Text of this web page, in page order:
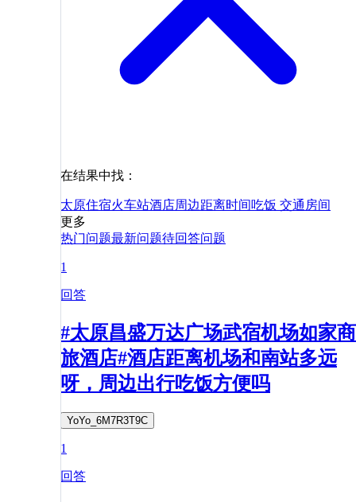
在结果中找：
太原住宿火车站酒店周边距离时间吃饭 交通 房间
更多
热门问题最新问题待回答问题
1
回答
#太原昌盛万达广场武宿机场如家商
旅酒店#酒店距离机场和南站多远
呀，周边出行吃饭方便吗
YoYo_6M7R3T9C
1
回答